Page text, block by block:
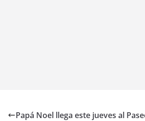
Papá Noel llega este jueves al